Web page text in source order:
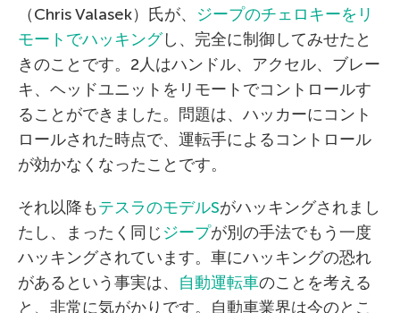
（Chris Valasek）氏が、 ジープのチェロキーをリ
モートでハッキングし、完全に制御してみせたと
きのことです。2人はハンドル、アクセル、ブレー
キ、ヘッドユニットをリモートでコントロールす
ることができました。問題は、ハッカーにコント
ロールされた時点で、運転手によるコントロール
が効かなくなったことです。
それ以降もテスラのモデルSがハッキングされまし
たし、まったく同じジープが別の手法でもう一度
ハッキングされています。車にハッキングの恐れ
があるという事実は、 自動運転車のことを考える
と、非常に気がかりです。自動車業界は今のとこ